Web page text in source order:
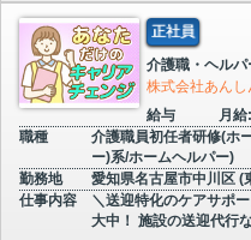
正社員
介護職・ヘルパ
株式会社あんし
給与
月
職種
介護職員初任者研修(ホ
ー)系/ホームヘルパー)
勤務地
愛知県名古屋市中川区 (
仕事内容
＼送迎特化のケアサポ
大中！ 施設の送迎代行